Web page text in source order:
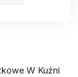
W Kuźni